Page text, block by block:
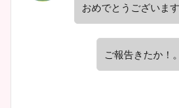
おめでとうございます
ご報告きたか！